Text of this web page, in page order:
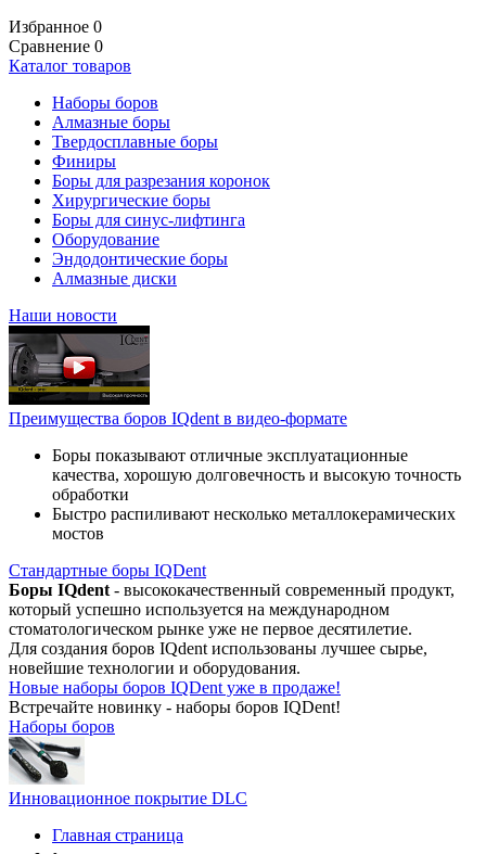
Избранное 0
Сравнение 0
Каталог товаров
Наборы боров
Алмазные боры
Твердосплавные боры
Финиры
Боры для разрезания коронок
Хирургические боры
Боры для синус-лифтинга
Оборудование
Эндодонтические боры
Алмазные диски
Наши новости
Преимущества боров IQdent в видео-формате
Боры показывают отличные эксплуатационные
качества, хорошую долговечность и высокую точность
обработки
Быстро распиливают несколько металлокерамических
мостов
Стандартные боры IQDent
Боры IQdent - высококачественный современный продукт,
который успешно используется на международном
стоматологическом рынке уже не первое десятилетие.
Для создания боров IQdent использованы лучшее сырье,
новейшие технологии и оборудования.
Новые наборы боров IQDent уже в продаже!
Встречайте новинку - наборы боров IQDent!
Наборы боров
Инновационное покрытие DLC
Главная страница